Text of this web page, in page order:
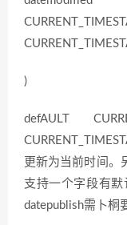
)
defAULT
更新为当前时间。
支持一个字段有默
datepublish需卜桐